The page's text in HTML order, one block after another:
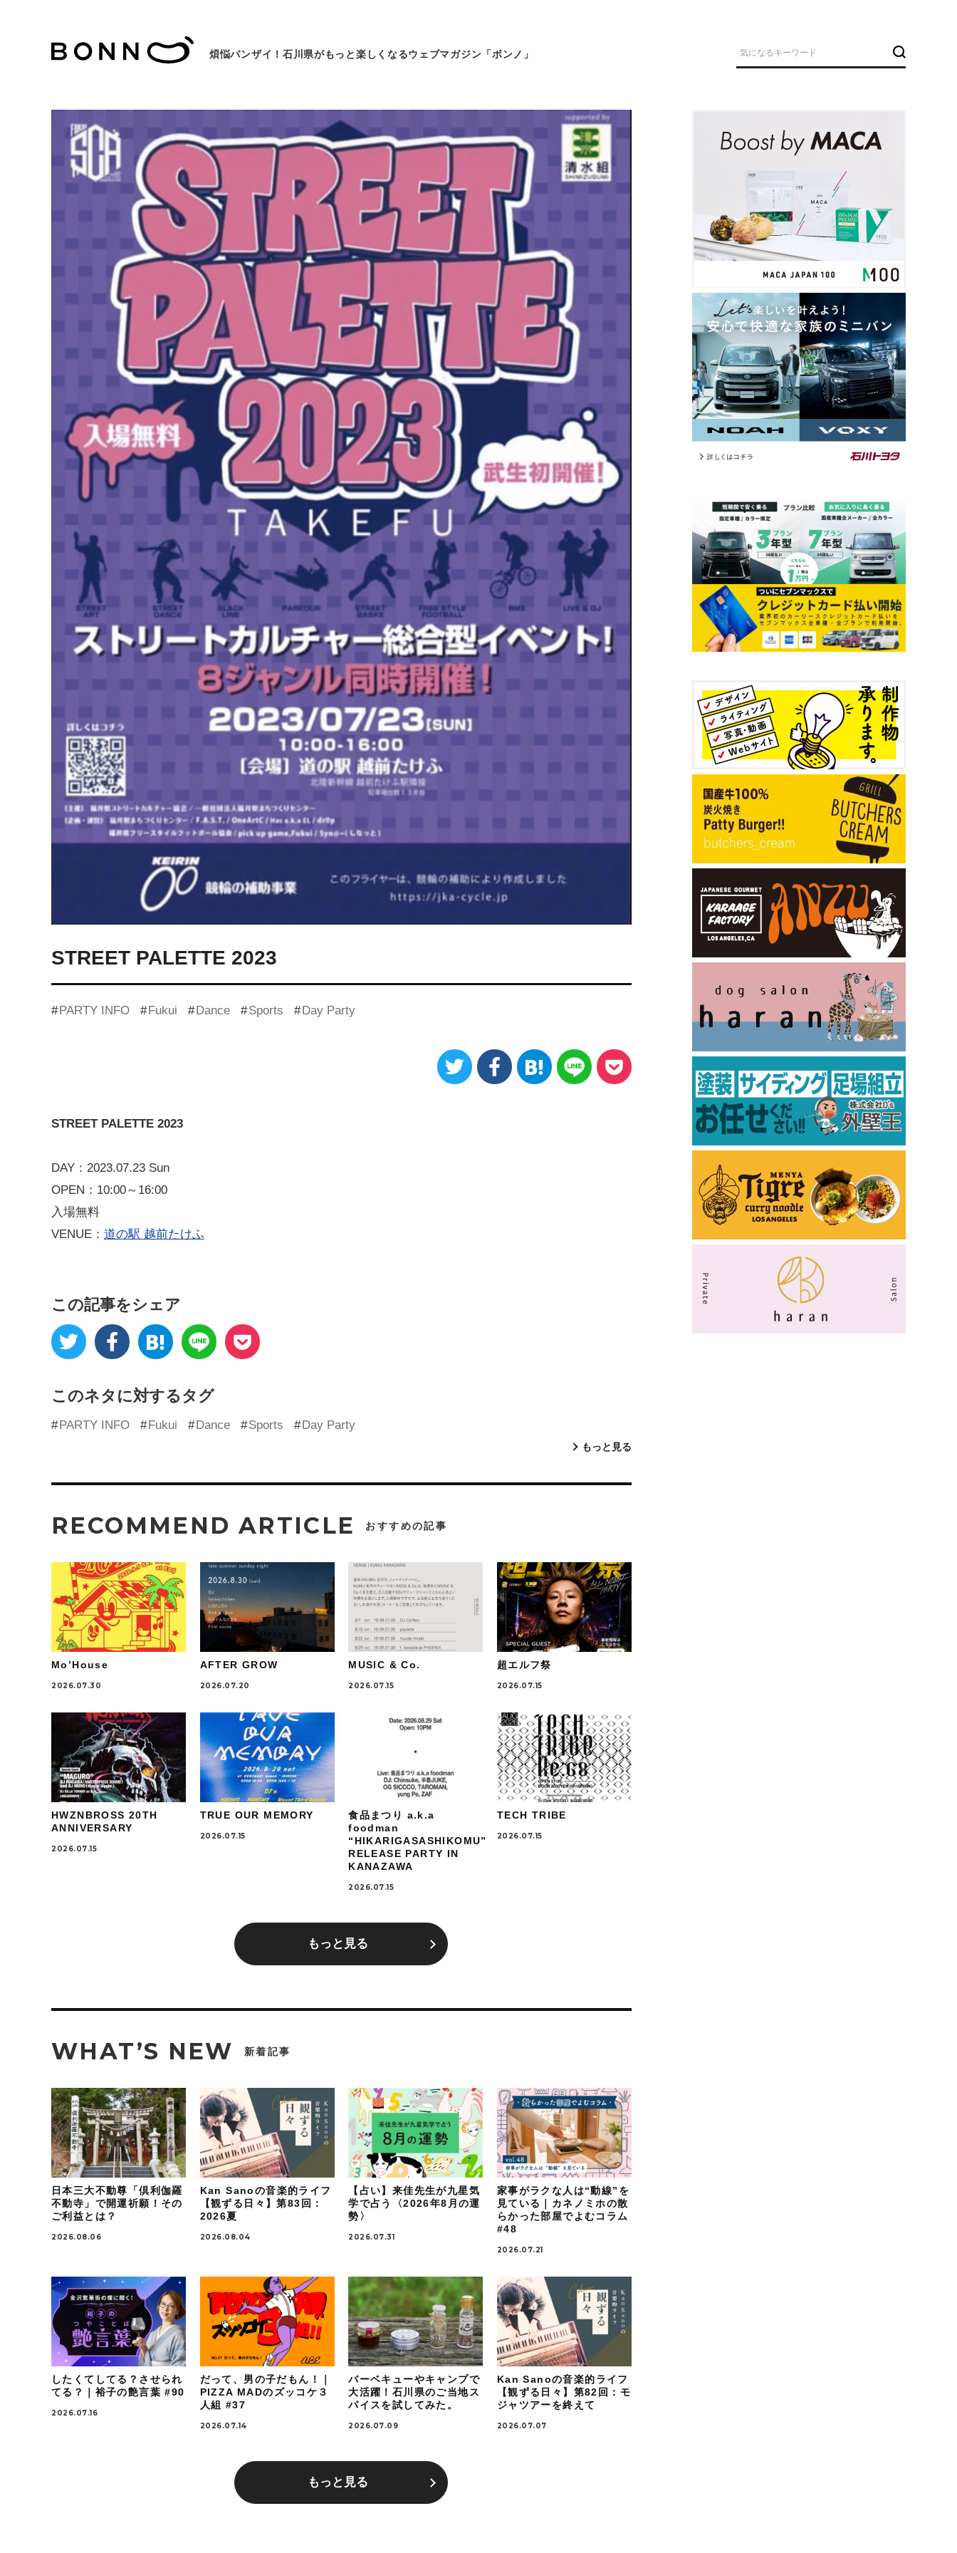
煩悩バンザイ！石川県がもっと楽しくなるウェブマガジン「ボンノ」
STREET PALETTE 2023
PARTY INFO Fukui Dance Sports Day Party
STREET PALETTE 2023
DAY：2023.07.23 Sun
OPEN：10:00～16:00
入場無料
VENUE： 道の駅 越前たけふ
この記事をシェア
このネタに対するタグ
PARTY INFO Fukui Dance Sports Day Party
もっと見る
RECOMMEND ARTICLE おすすめの記事
Mo’House
2026.07.30
AFTER GROW
2026.07.20
MUSIC & Co.
2026.07.15
超エルフ祭
2026.07.15
HWZNBROSS 20TH
ANNIVERSARY
2026.07.15
TRUE OUR MEMORY
2026.07.15
食品まつり a.k.a
foodman
“HIKARIGASASHIKOMU”
RELEASE PARTY IN
KANAZAWA
2026.07.15
TECH TRIBE
2026.07.15
もっと見る
WHAT’S NEW 新着記事
日本三大不動尊「倶利伽羅
不動寺」で開運祈願！その
ご利益とは？
2026.08.06
Kan Sanoの音楽的ライフ
【観ずる日々】第83回：
2026夏
2026.08.04
【占い】来佳先生が九星気
学で占う〈2026年8月の運
勢〉
2026.07.31
家事がラクな人は“動線”を
見ている｜カネノミホの散
らかった部屋でよむコラム
#48
2026.07.21
したくてしてる？させられ
てる？｜裕子の艶言葉 #90
2026.07.16
だって、男の子だもん！｜
PIZZA MADのズッコケ３
人組 #37
2026.07.14
バーベキューやキャンプで
大活躍！石川県のご当地ス
パイスを試してみた。
2026.07.09
Kan Sanoの音楽的ライフ
【観ずる日々】第82回：モ
ジャツアーを終えて
2026.07.07
もっと見る